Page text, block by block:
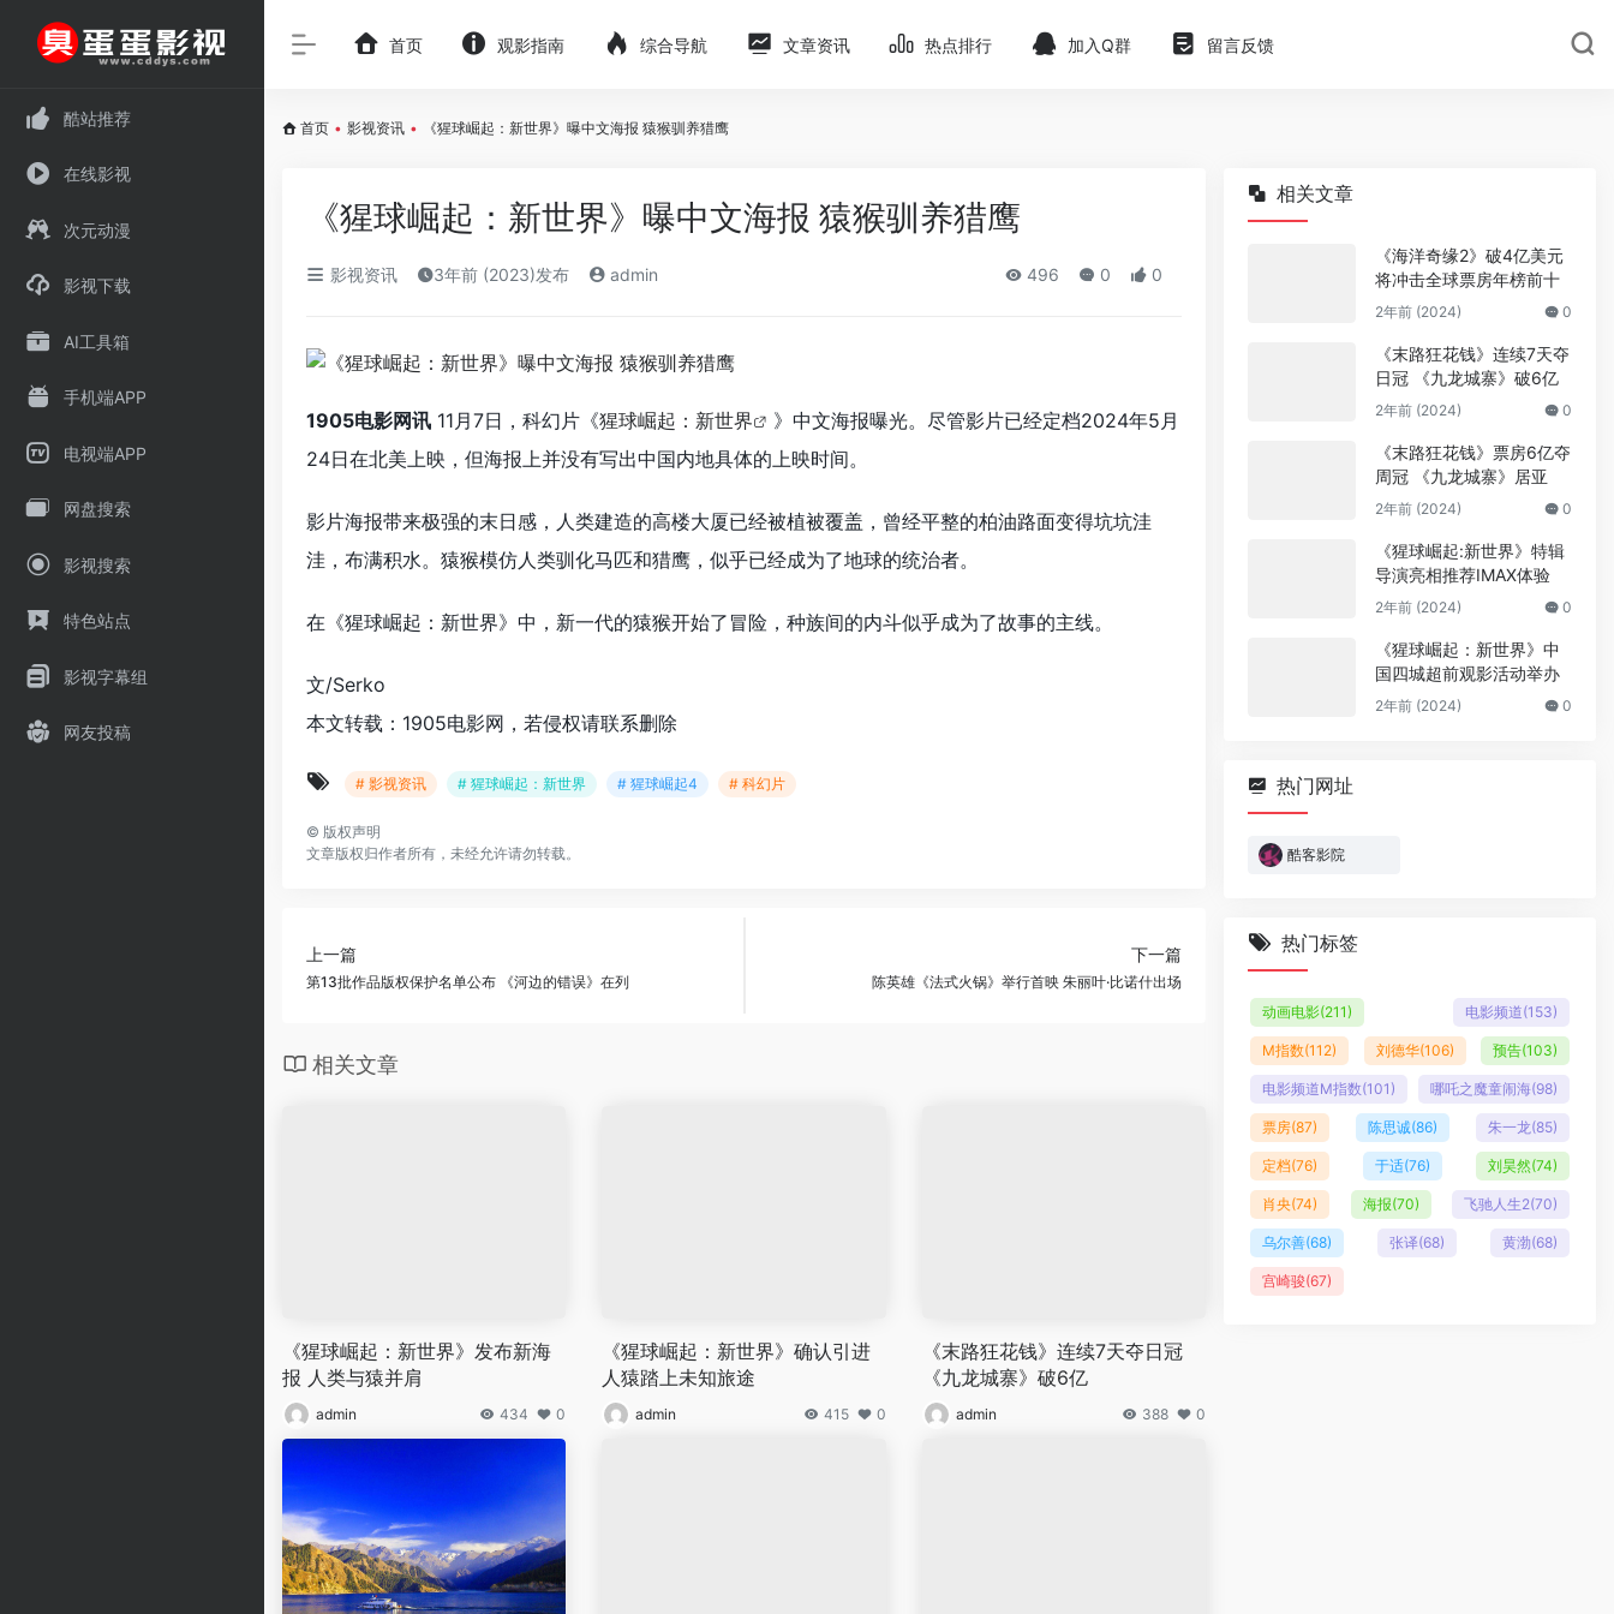
酷站推荐
在线影视
次元动漫
影视下载
AI工具箱
手机端APP
电视端APP
网盘搜索
影视搜索
特色站点
影视字幕组
网友投稿
首页 观影指南 综合导航 文章资讯 热点排行 加入Q群 留言反馈
首页 • 影视资讯 • 《猩球崛起：新世界》曝中文海报 猿猴驯养猎鹰
《猩球崛起：新世界》曝中文海报 猿猴驯养猎鹰
影视资讯 3年前 (2023)发布 admin 496 0 0
1905电影网讯 11月7日，科幻片《猩球崛起：新世界
》中文海报曝光。尽管影片已经定档2024年5月
24日在北美上映，但海报上并没有写出中国内地具体的上映时间。
影片海报带来极强的末日感，人类建造的高楼大厦已经被植被覆盖，曾经平整的柏油路面变得坑坑洼
洼，布满积水。猿猴模仿人类驯化马匹和猎鹰，似乎已经成为了地球的统治者。
在《猩球崛起：新世界》中，新一代的猿猴开始了冒险，种族间的内斗似乎成为了故事的主线。
文/Serko
本文转载：1905电影网，若侵权请联系删除
# 影视资讯 # 猩球崛起：新世界 # 猩球崛起4 # 科幻片
© 版权声明
文章版权归作者所有，未经允许请勿转载。
上一篇
第13批作品版权保护名单公布 《河边的错误》在列
下一篇
陈英雄《法式火锅》举行首映 朱丽叶·比诺什出场
相关文章
《猩球崛起：新世界》发布新海
报 人类与猿并肩
admin 434 0
《猩球崛起：新世界》确认引进
人猿踏上未知旅途
admin 415 0
《末路狂花钱》连续7天夺日冠
《九龙城寨》破6亿
admin 388 0
相关文章
《海洋奇缘2》破4亿美元
将冲击全球票房年榜前十
2年前 (2024) 0
《末路狂花钱》连续7天夺
日冠 《九龙城寨》破6亿
2年前 (2024) 0
《末路狂花钱》票房6亿夺
周冠 《九龙城寨》居亚
2年前 (2024) 0
《猩球崛起:新世界》特辑
导演亮相推荐IMAX体验
2年前 (2024) 0
《猩球崛起：新世界》中
国四城超前观影活动举办
2年前 (2024) 0
热门网址
酷客影院
热门标签
动画电影(211) 电影频道(153)
M指数(112) 刘德华(106) 预告(103)
电影频道M指数(101) 哪吒之魔童闹海(98)
票房(87) 陈思诚(86) 朱一龙(85)
定档(76) 于适(76) 刘昊然(74)
肖央(74) 海报(70) 飞驰人生2(70)
乌尔善(68) 张译(68) 黄渤(68)
宫崎骏(67)